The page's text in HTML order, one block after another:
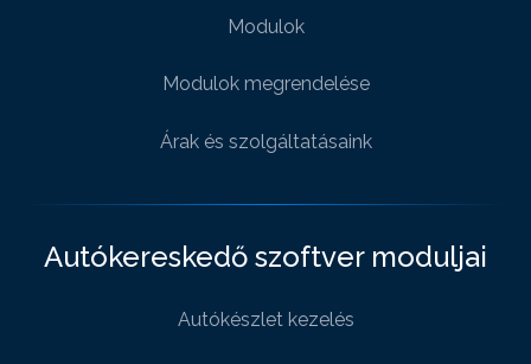
Modulok
Modulok megrendelése
Árak és szolgáltatásaink
Autókereskedő szoftver moduljai
Autókészlet kezelés